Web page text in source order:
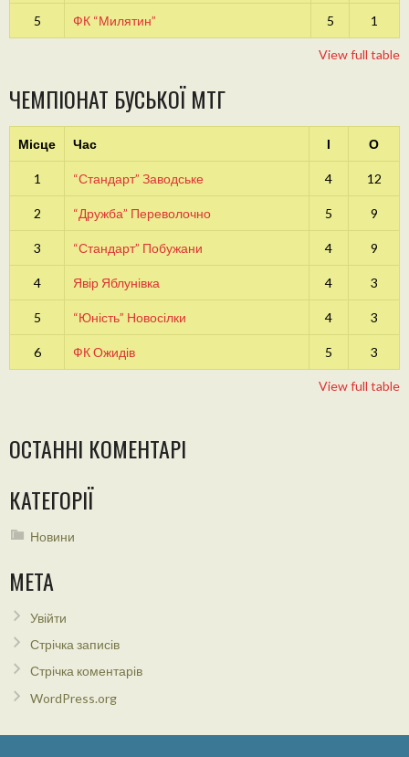
5 ФК “Милятин” 5 1
View full table
ЧЕМПІОНАТ БУСЬКОЇ МТГ
Місце Час І О
1 “Стандарт” Заводське 4 12
2 “Дружба” Переволочно 5 9
3 “Стандарт” Побужани 4 9
4 Явір Яблунівка 4 3
5 “Юність” Новосілки 4 3
6 ФК Ожидів 5 3
View full table
ОСТАННІ КОМЕНТАРІ
КАТЕГОРІЇ
Новини
МЕТА
Увійти
Стрічка записів
Стрічка коментарів
WordPress.org